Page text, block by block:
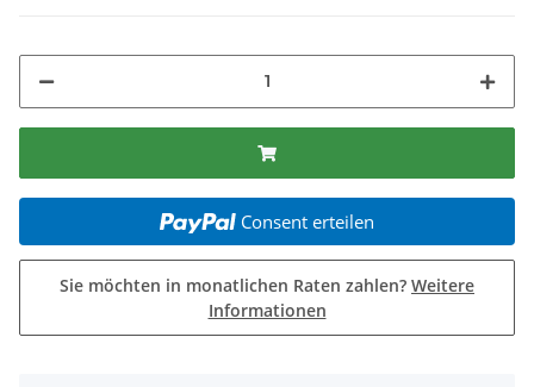
Consent erteilen
Sie möchten in monatlichen Raten zahlen? Weitere
Informationen